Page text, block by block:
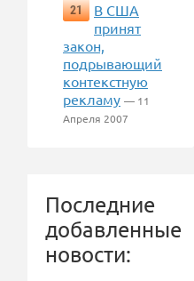
21
В США
принят
закон,
подрывающий
контекстную
рекламу — 11
Апреля 2007
Последние
добавленные
новости: